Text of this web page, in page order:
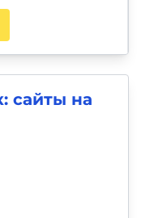
сайты на